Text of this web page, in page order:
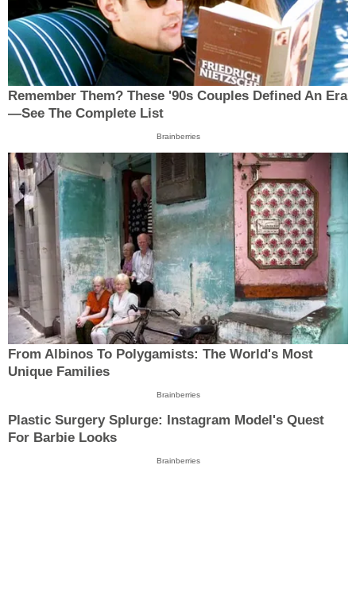
Remember Them? These '90s Couples Defined An Era
—See The Complete List
Brainberries
From Albinos To Polygamists: The World's Most
Unique Families
Brainberries
Plastic Surgery Splurge: Instagram Model's Quest
For Barbie Looks
Brainberries